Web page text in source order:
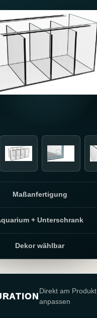
Maßanfertigung
+ Unterschrank
Dekor wählbar
Direkt am Produkt
anpassen